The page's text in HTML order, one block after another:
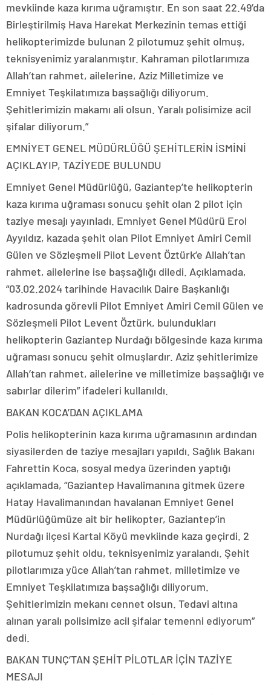
mevkiinde kaza kırıma uğramıştır. En son saat 22.49’da
Birleştirilmiş Hava Harekat Merkezinin temas ettiği
helikopterimizde bulunan 2 pilotumuz şehit olmuş,
teknisyenimiz yaralanmıştır. Kahraman pilotlarımıza
Allah’tan rahmet, ailelerine, Aziz Milletimize ve
Emniyet Teşkilatımıza başsağlığı diliyorum.
Şehitlerimizin makamı ali olsun. Yaralı polisimize acil
şifalar diliyorum.”
EMNİYET GENEL MÜDÜRLÜĞÜ ŞEHİTLERİN İSMİNİ
AÇIKLAYIP, TAZİYEDE BULUNDU
Emniyet Genel Müdürlüğü, Gaziantep’te helikopterin
kaza kırıma uğraması sonucu şehit olan 2 pilot için
taziye mesajı yayınladı. Emniyet Genel Müdürü Erol
Ayyıldız, kazada şehit olan Pilot Emniyet Amiri Cemil
Gülen ve Sözleşmeli Pilot Levent Öztürk’e Allah’tan
rahmet, ailelerine ise başsağlığı diledi. Açıklamada,
“03.02.2024 tarihinde Havacılık Daire Başkanlığı
kadrosunda görevli Pilot Emniyet Amiri Cemil Gülen ve
Sözleşmeli Pilot Levent Öztürk, bulundukları
helikopterin Gaziantep Nurdağı bölgesinde kaza kırıma
uğraması sonucu şehit olmuşlardır. Aziz şehitlerimize
Allah’tan rahmet, ailelerine ve milletimize başsağlığı ve
sabırlar dilerim” ifadeleri kullanıldı.
BAKAN KOCA’DAN AÇIKLAMA
Polis helikopterinin kaza kırıma uğramasının ardından
siyasilerden de taziye mesajları yapıldı. Sağlık Bakanı
Fahrettin Koca, sosyal medya üzerinden yaptığı
açıklamada, “Gaziantep Havalimanına gitmek üzere
Hatay Havalimanından havalanan Emniyet Genel
Müdürlüğümüze ait bir helikopter, Gaziantep’in
Nurdağı ilçesi Kartal Köyü mevkiinde kaza geçirdi. 2
pilotumuz şehit oldu, teknisyenimiz yaralandı. Şehit
pilotlarımıza yüce Allah’tan rahmet, milletimize ve
Emniyet Teşkilatımıza başsağlığı diliyorum.
Şehitlerimizin mekanı cennet olsun. Tedavi altına
alınan yaralı polisimize acil şifalar temenni ediyorum”
dedi.
BAKAN TUNÇ’TAN ŞEHİT PİLOTLAR İÇİN TAZİYE
MESAJI